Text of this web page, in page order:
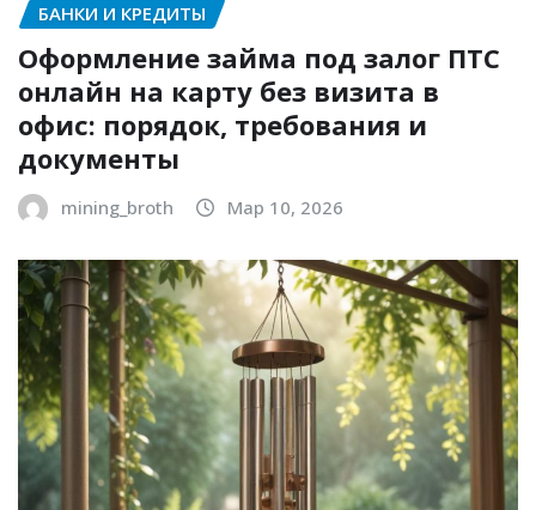
БАНКИ И КРЕДИТЫ
Оформление займа под залог ПТС
онлайн на карту без визита в
офис: порядок, требования и
документы
mining_broth Мар 10, 2026